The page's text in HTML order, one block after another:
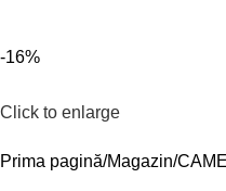
-16%
Click to enlarge
Prima pagină Magazin